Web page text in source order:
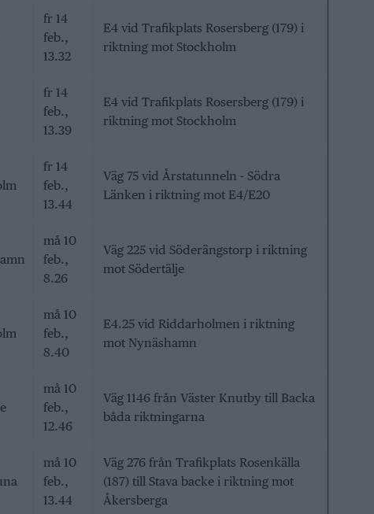
fr 14
feb.,
13.32
E4 vid Trafikplats Rosersberg (179) i
riktning mot Stockholm
fr 14
feb.,
13.39
E4 vid Trafikplats Rosersberg (179) i
riktning mot Stockholm
fr 14
feb.,
13.44
Väg 75 vid Årstatunneln - Södra
Länken i riktning mot E4/E20
må 10
feb.,
8.26
Väg 225 vid Söderängstorp i riktning
mot Södertälje
må 10
feb.,
8.40
E4.25 vid Riddarholmen i riktning
mot Nynäshamn
må 10
feb.,
12.46
Väg 1146 från Väster Knutby till Backa
båda riktningarna
må 10
feb.,
13.44
Väg 276 från Trafikplats Rosenkälla
(187) till Stava backe i riktning mot
Åkersberga